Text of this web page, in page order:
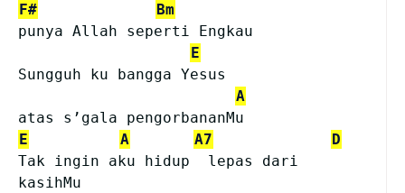
F#
Bm
punya Allah seperti Engkau
E
Sungguh ku bangga Yesus
A
atas s’gala pengorbananMu
E
A A7
D
Tak ingin aku hidup  lepas dari
kasihMu